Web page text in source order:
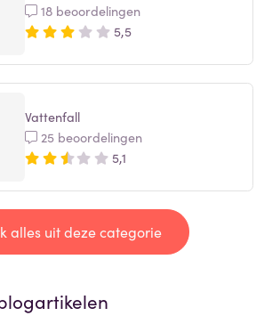
18 beoordelingen
5,5
Vattenfall
25 beoordelingen
5,1
alles uit deze categorie